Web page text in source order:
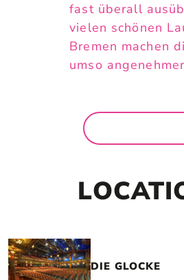
fast überall
vielen schönen
Bremen machen
umso
DIE GLOCKE